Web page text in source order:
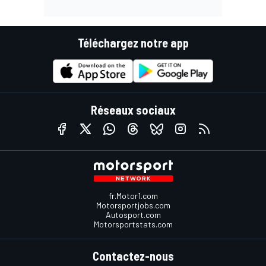
Téléchargez notre app
Réseaux sociaux
fr.Motor1.com
Motorsportjobs.com
Autosport.com
Motorsportstats.com
Contactez-nous